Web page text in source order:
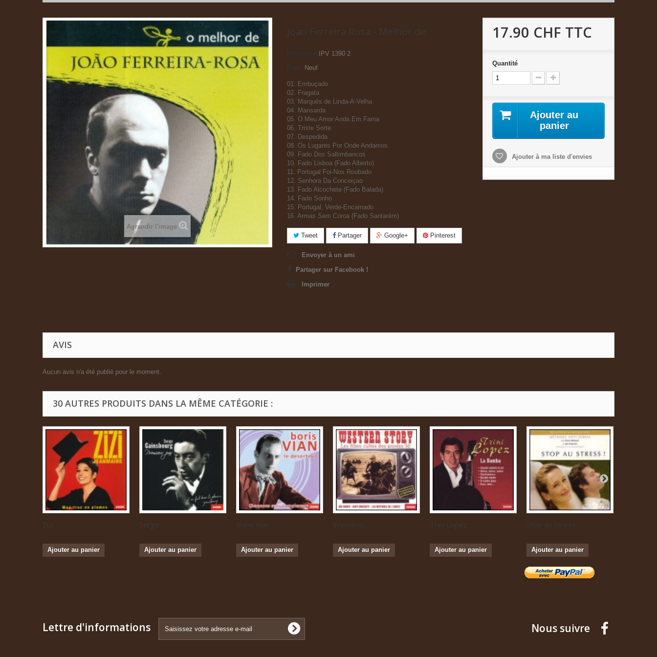
Agrandir l'image
Joao Ferreira Rosa - Melhor de
Référence
IPV 1390 2
Neuf
01. Embuçado
02. Fragata
03. Marquês de Linda-A-Velha
04. Mansarda
05. O Meu Amor Anda Em Fama
06. Triste Sorte
07. Despedida
08. Os Lugares Por Onde Andamos
09. Fado Dos Saltimbancos
10. Fado Lisboa (Fado Alberto)
11. Portugal Foi-Nos Roubado
12. Senhora Da Conceiçao
13. Fado Alcochete (Fado Balada)
14. Fado Sonho
15. Portugal, Verde-Encarnado
16. Armas Sem Coroa (Fado Santarém)
Tweet Partager Google+ Pinterest
Envoyer à un ami
Partager sur Facebook !
Imprimer
17.90 CHF TTC
Quantité
Ajouter au
panier
Ajouter à ma liste d'envies
AVIS
Aucun avis n'a été publié pour le moment.
30 AUTRES PRODUITS DANS LA MÊME CATÉGORIE :
Zizi...
Ajouter au panier
Serge...
Ajouter au panier
Boris Vian...
Ajouter au panier
Western...
Ajouter au panier
Trini Lopez...
Ajouter au panier
Stop au Stress
Ajouter au panier
Lettre d'informations Nous suivre